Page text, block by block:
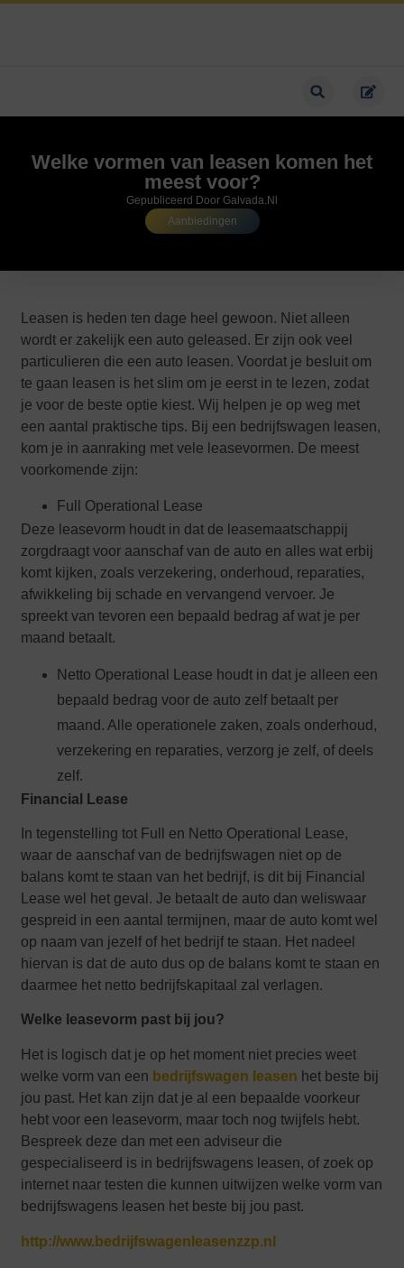
Welke vormen van leasen komen het
meest voor?
Aanbiedingen
Gepubliceerd Door Galvada.nl
Leasen is heden ten dage heel gewoon. Niet alleen
wordt er zakelijk een auto geleased. Er zijn ook veel
particulieren die een auto leasen. Voordat je besluit om
te gaan leasen is het slim om je eerst in te lezen, zodat
je voor de beste optie kiest. Wij helpen je op weg met
een aantal praktische tips. Bij een bedrijfswagen leasen,
kom je in aanraking met vele leasevormen. De meest
voorkomende zijn:
Full Operational Lease
Deze leasevorm houdt in dat de leasemaatschappij
zorgdraagt voor aanschaf van de auto en alles wat erbij
komt kijken, zoals verzekering, onderhoud, reparaties,
afwikkeling bij schade en vervangend vervoer. Je
spreekt van tevoren een bepaald bedrag af wat je per
maand betaalt.
Netto Operational Lease houdt in dat je alleen een
bepaald bedrag voor de auto zelf betaalt per
maand. Alle operationele zaken, zoals onderhoud,
verzekering en reparaties, verzorg je zelf, of deels
zelf.
Financial Lease
In tegenstelling tot Full en Netto Operational Lease,
waar de aanschaf van de bedrijfswagen niet op de
balans komt te staan van het bedrijf, is dit bij Financial
Lease wel het geval. Je betaalt de auto dan weliswaar
gespreid in een aantal termijnen, maar de auto komt wel
op naam van jezelf of het bedrijf te staan. Het nadeel
hiervan is dat de auto dus op de balans komt te staan en
daarmee het netto bedrijfskapitaal zal verlagen.
Welke leasevorm past bij jou?
Het is logisch dat je op het moment niet precies weet
welke vorm van een bedrijfswagen leasen het beste bij
jou past. Het kan zijn dat je al een bepaalde voorkeur
hebt voor een leasevorm, maar toch nog twijfels hebt.
Bespreek deze dan met een adviseur die
gespecialiseerd is in bedrijfswagens leasen, of zoek op
internet naar testen die kunnen uitwijzen welke vorm van
bedrijfswagens leasen het beste bij jou past.
http://www.bedrijfswagenleasenzzp.nl